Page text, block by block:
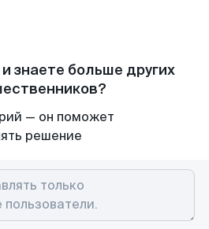
знаете больше других
— он поможет
решение